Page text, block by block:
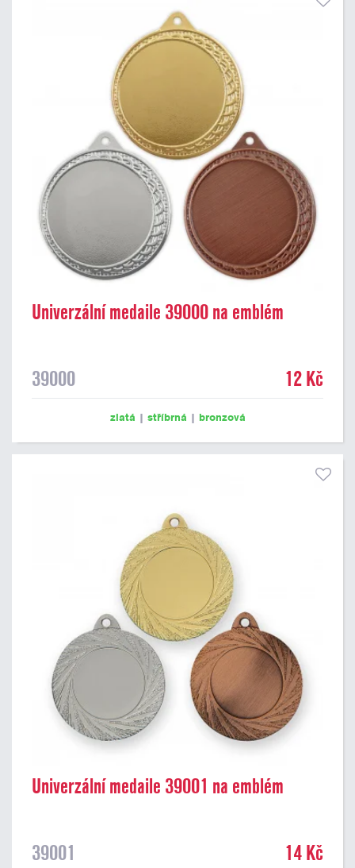
Pouze skladem
Univerzální medaile 39000 na emblém
39000 12 Kč
zlatá | stříbrná | bronzová
Univerzální medaile 39001 na emblém
39001 14 Kč